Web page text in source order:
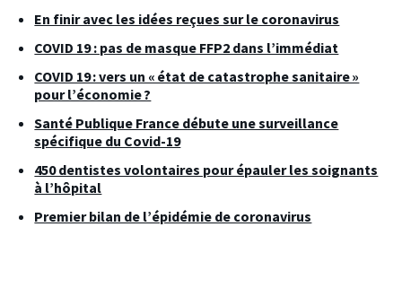
En finir avec les idées reçues sur le coronavirus
COVID 19 : pas de masque FFP2 dans l’immédiat
COVID 19 : vers un « état de catastrophe sanitaire »
pour l’économie ?
Santé Publique France débute une surveillance
spécifique du Covid-19
450 dentistes volontaires pour épauler les soignants
à l’hôpital
Premier bilan de l’épidémie de coronavirus